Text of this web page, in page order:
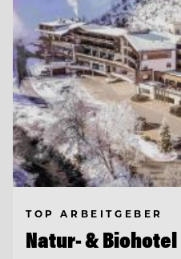
TOP ARBEITGEBER
Natur- &